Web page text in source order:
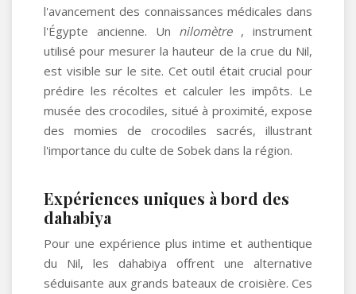
l'avancement des connaissances médicales dans
l'Égypte ancienne. Un nilomètre , instrument
utilisé pour mesurer la hauteur de la crue du Nil,
est visible sur le site. Cet outil était crucial pour
prédire les récoltes et calculer les impôts. Le
musée des crocodiles, situé à proximité, expose
des momies de crocodiles sacrés, illustrant
l'importance du culte de Sobek dans la région.
Expériences uniques à bord des
dahabiya
Pour une expérience plus intime et authentique
du Nil, les dahabiya offrent une alternative
séduisante aux grands bateaux de croisière. Ces